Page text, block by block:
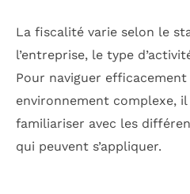
La fiscalité varie selon le
l’entreprise, le type
Pour naviguer
environnement complexe,
familiariser avec les
qui peuvent s’appliquer.